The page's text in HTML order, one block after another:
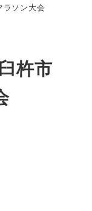
ラソン大会
杵市